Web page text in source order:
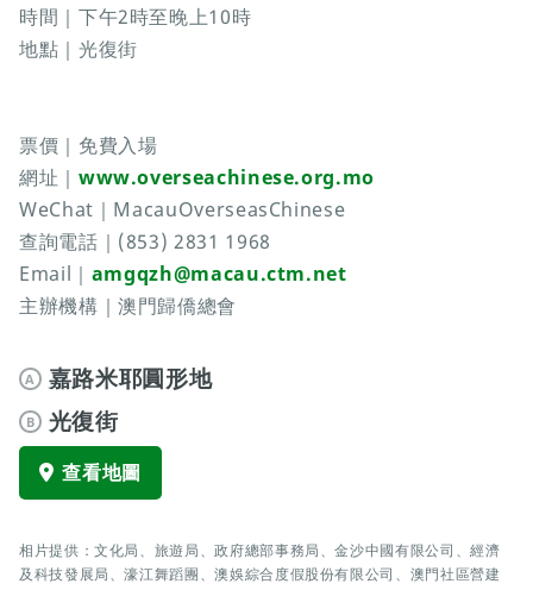
時間｜下午2時至晚上10時
地點｜光復街
票價｜免費入場
網址｜ www.overseachinese.org.mo
WeChat｜MacauOverseasChinese
查詢電話｜(853) 2831 1968
Email｜ amgqzh@macau.ctm.net
主辦機構｜澳門歸僑總會
A 嘉路米耶圓形地
B 光復街
查看地圖
相片提供：文化局、旅遊局、政府總部事務局、金沙中國有限公司、經濟
及科技發展局、濠江舞蹈團、澳娛綜合度假股份有限公司、澳門社區營建